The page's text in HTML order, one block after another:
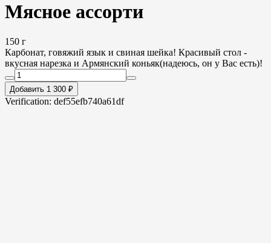
Мясное ассорти
150 г
Карбонат, говяжий язык и свиная шейка! Красивый стол -
вкусная нарезка и Армянский коньяк(надеюсь, он у Вас есть)!
Добавить 1 300 ₽
Verification: def55efb740a61df